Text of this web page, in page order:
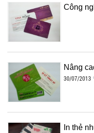
Công
Nâng
30/07/2013
In thẻ